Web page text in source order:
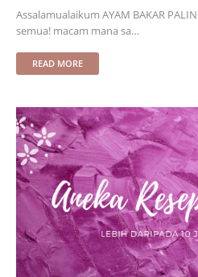
Assalamualaikum AYAM BAKAR
semua! macam mana sa…
READ MORE